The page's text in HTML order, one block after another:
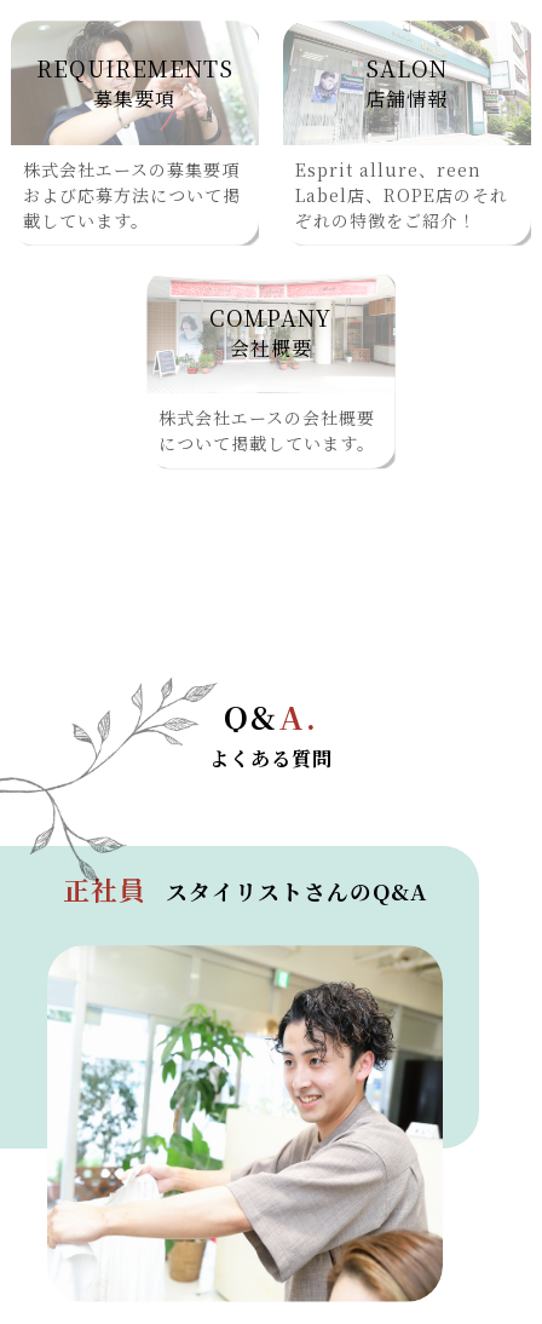
REQUIREMENTS
募集要項
株式会社エースの募集要項
および応募方法について掲
載しています。
SALON
店舗情報
Esprit allure、reen
Label店、ROPE店のそれ
ぞれの特徴をご紹介！
COMPANY
会社概要
株式会社エースの会社概要
について掲載しています。
Q&A.
よくある質問
正社員 スタイリストさんのQ&A